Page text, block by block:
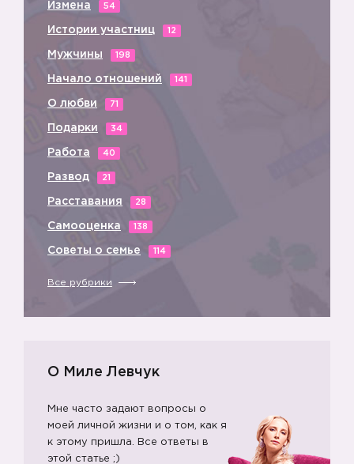
Измена 54
Истории участниц 12
Мужчины 198
Начало отношений 141
О любви 71
Подарки 34
Работа 40
Развод 21
Расставания 28
Самооценка 138
Советы о семье 114
Все рубрики
О Миле Левчук
Мне часто задают вопросы о
моей личной жизни и о том, как я
к этому пришла. Все ответы в
этой статье ;)